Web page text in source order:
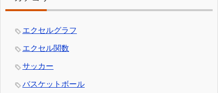
エクセルグラフ
エクセル関数
サッカー
バスケットボール